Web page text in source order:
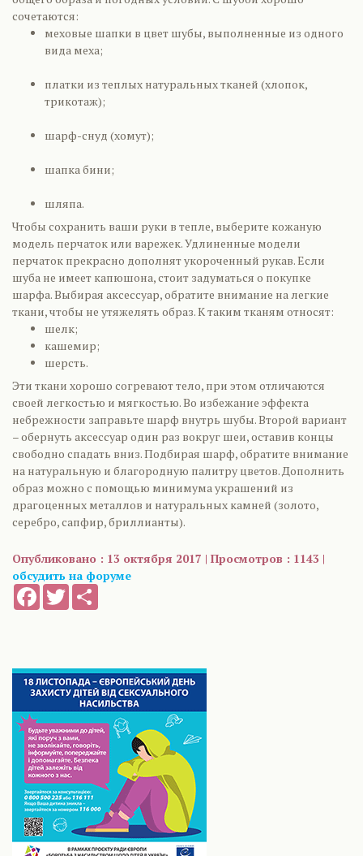
сочетаются:
меховые шапки в цвет шубы, выполненные из одного
вида меха;
платки из теплых натуральных тканей (хлопок,
трикотаж);
шарф-снуд (хомут);
шапка бини;
шляпа.
Чтобы сохранить ваши руки в тепле, выберите кожаную
модель перчаток или варежек. Удлиненные модели
перчаток прекрасно дополнят укороченный рукав. Если
шуба не имеет капюшона, стоит задуматься о покупке
шарфа. Выбирая аксессуар, обратите внимание на легкие
ткани, чтобы не утяжелять образ. К таким тканям относят:
шелк;
кашемир;
шерсть.
Эти ткани хорошо согревают тело, при этом отличаются
своей легкостью и мягкостью. Во избежание эффекта
небрежности заправьте шарф внутрь шубы. Второй вариант
– обернуть аксессуар один раз вокруг шеи, оставив концы
свободно спадать вниз. Подбирая шарф, обратите внимание
на натуральную и благородную палитру цветов. Дополнить
образ можно с помощью минимума украшений из
драгоценных металлов и натуральных камней (золото,
серебро, сапфир, бриллианты).
Опубликовано : 13 октября 2017 | Просмотров : 1143 |
обсудить на форуме
FacebookTwitter